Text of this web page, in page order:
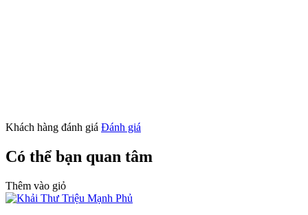
Khách hàng đánh giá Đánh giá
Có thể bạn quan tâm
Thêm vào giỏ